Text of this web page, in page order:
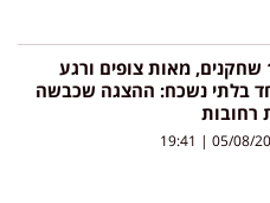
15 שחקנים, מאות צופים ורגע
בלתי נשכח: ההצגה שכבשה
רחובות
05/08/